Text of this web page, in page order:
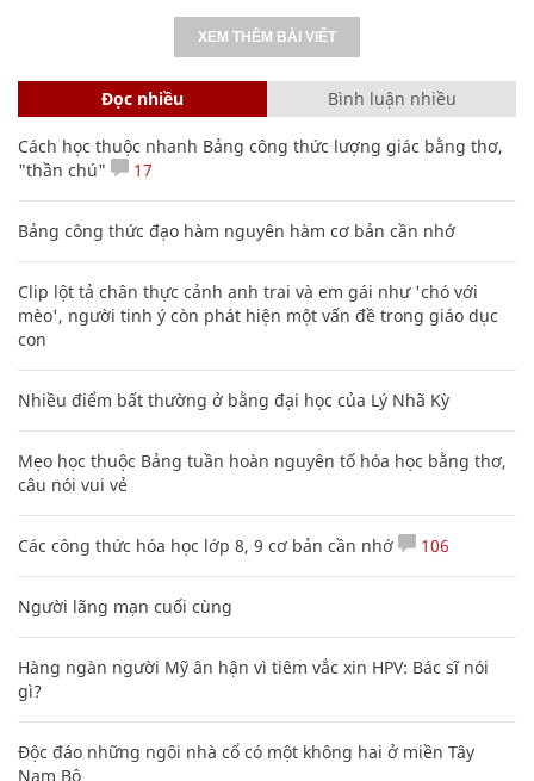
XEM THÊM BÀI VIẾT
Đọc nhiều Bình luận nhiều
Cách học thuộc nhanh Bảng công thức lượng giác bằng thơ,
"thần chú"
17
Bảng công thức đạo hàm nguyên hàm cơ bản cần nhớ
Clip lột tả chân thực cảnh anh trai và em gái như 'chó với
mèo', người tinh ý còn phát hiện một vấn đề trong giáo dục
con
Nhiều điểm bất thường ở bằng đại học của Lý Nhã Kỳ
Mẹo học thuộc Bảng tuần hoàn nguyên tố hóa học bằng thơ,
câu nói vui vẻ
Các công thức hóa học lớp 8, 9 cơ bản cần nhớ 106
Người lãng mạn cuối cùng
Hàng ngàn người Mỹ ân hận vì tiêm vắc xin HPV: Bác sĩ nói
gì?
Độc đáo những ngôi nhà cổ có một không hai ở miền Tây
Nam Bộ